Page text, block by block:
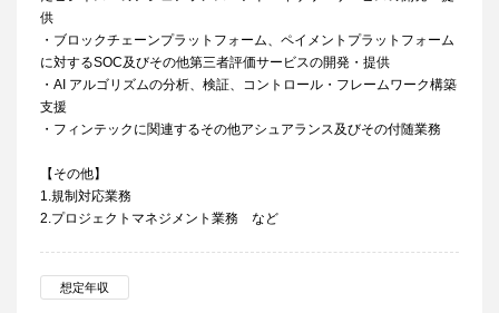
供
・ブロックチェーンプラットフォーム、ペイメントプラットフォーム
に対するSOC及びその他第三者評価サービスの開発・提供
・AI アルゴリズムの分析、検証、コントロール・フレームワーク構築
支援
・フィンテックに関連するその他アシュアランス及びその付随業務
【その他】
1.規制対応業務
2.プロジェクトマネジメント業務 など
想定年収